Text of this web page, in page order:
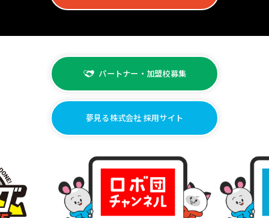
パートナー・加盟校募集
夢見る株式会社 採用サイト